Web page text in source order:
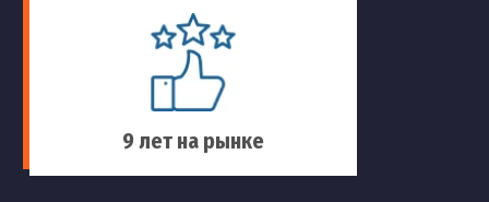
9 лет на рынке